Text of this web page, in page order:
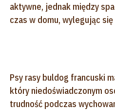
aktywne, jednak między
czas w domu, wylegując się
Psy rasy buldog francuski
który niedoświadczonym
trudność podczas